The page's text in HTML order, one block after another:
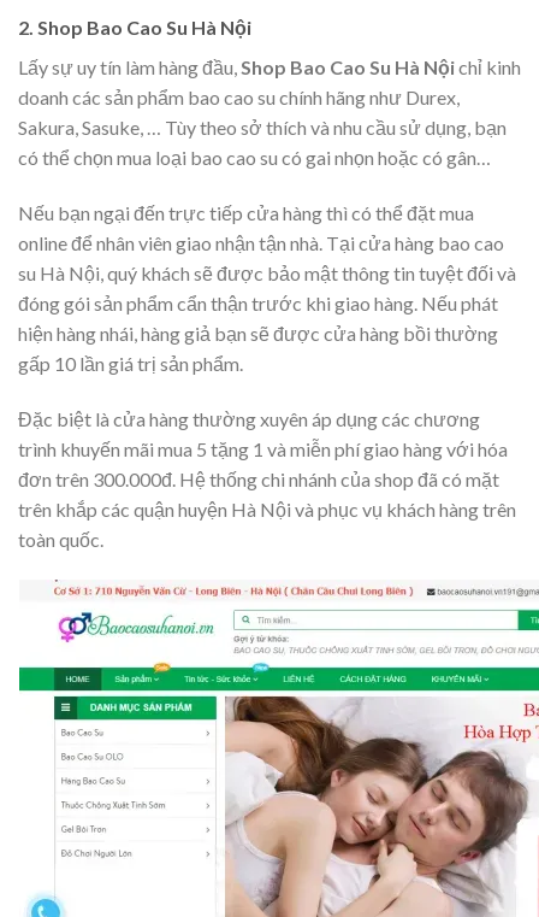
2. Shop Bao Cao Su Hà Nội
Lấy sự uy tín làm hàng đầu,Shop Bao Cao Su Hà Nộichỉ kinh
doanh các sản phẩm bao cao su chính hãng như Durex,
Sakura, Sasuke, … Tùy theo sở thích và nhu cầu sử dụng, bạn
có thể chọn mua loại bao cao su có gai nhọn hoặc có gân…
Nếu bạn ngại đến trực tiếp cửa hàng thì có thể đặt mua
online để nhân viên giao nhận tận nhà. Tại cửa hàng bao cao
su Hà Nội, quý khách sẽ được bảo mật thông tin tuyệt đối và
đóng gói sản phẩm cẩn thận trước khi giao hàng. Nếu phát
hiện hàng nhái, hàng giả bạn sẽ được cửa hàng bồi thường
gấp 10 lần giá trị sản phẩm.
Đặc biệt là cửa hàng thường xuyên áp dụng các chương
trình khuyến mãi mua 5 tặng 1 và miễn phí giao hàng với hóa
đơn trên 300.000đ. Hệ thống chi nhánh của shop đã có mặt
trên khắp các quận huyện Hà Nội và phục vụ khách hàng trên
toàn quốc.